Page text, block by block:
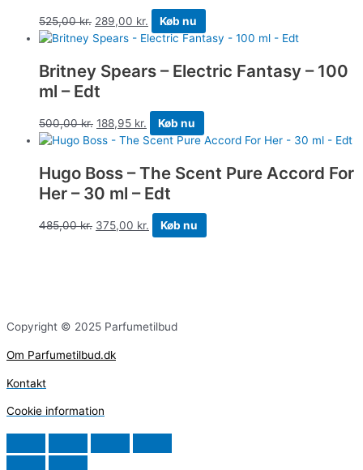
525,00kr. 289,00 kr. Køb nu
Britney Spears – Electric Fantasy – 100
ml – Edt
500,00kr. 188,95 kr. Køb nu
Hugo Boss – The Scent Pure Accord For
Her – 30 ml – Edt
485,00kr. 375,00 kr. Køb nu
Copyright © 2025 Parfumetilbud
Om Parfumetilbud.dk
Kontakt
Cookie information